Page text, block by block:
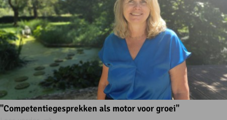
"Competentiegesprekken als motor voor groei"